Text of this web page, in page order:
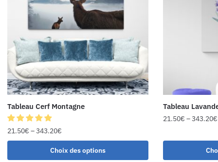
Tableau Cerf Montagne
21.50€ –343.20€
Choix des options
Tableau
21.50€ –343.20€